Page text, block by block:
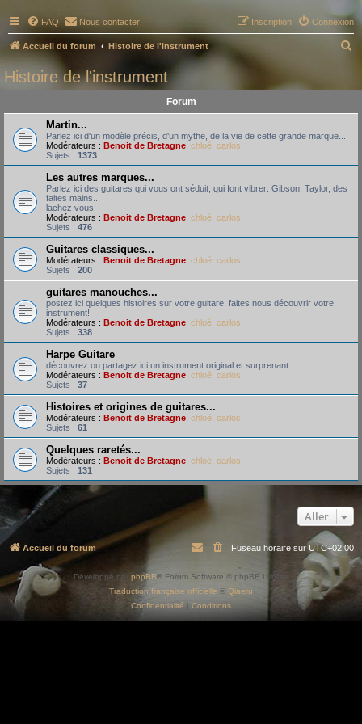
FAQ Nous contacter Connexion
Inscription
Accueil du forum Histoire de l'instrument
Histoire de l'instrument
Forum
Martin...
Parlez ici d'un modèle précis, d'un mythe, de la vie de cette grande marque...
Modérateurs : Benoit de Bretagne chloé carlos
Sujets : 1373
Les autres marques...
Parlez ici des guitares qui vous ont séduit, qui font vibrer: Gibson, Taylor, des
faites mains...
lachez vous!
Modérateurs : Benoit de Bretagne chloé carlos
Sujets : 476
Guitares classiques...
Modérateurs : Benoit de Bretagne chloé carlos
Sujets : 200
guitares manouches...
postez ici quelques histoires sur votre guitare, faites nous découvrir votre
instrument!
Modérateurs : Benoit de Bretagne chloé carlos
Sujets : 338
Harpe Guitare
découvrez ou partagez ici un instrument original et surprenant...
Modérateurs : Benoit de Bretagne chloé carlos
Sujets : 37
Histoires et origines de guitares...
Modérateurs : Benoit de Bretagne chloé carlos
Sujets : 61
Quelques raretés...
Modérateurs : Benoit de Bretagne chloé carlos
Sujets : 131
Aller
Accueil du forum Fuseau horaire sur UTC+02:00
Développé par phpBB® Forum Software © phpBB Limited
Traduction française officielle © Qiaeru
Confidentialité | Conditions